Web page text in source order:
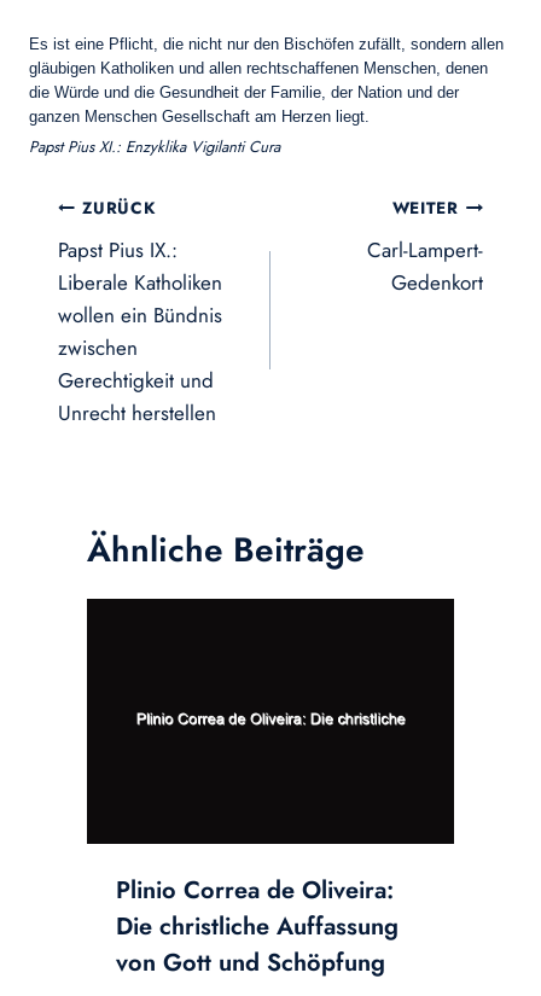
Es ist eine Pflicht, die nicht nur den Bischöfen zufällt, sondern allen
gläubigen Katholiken und allen rechtschaffenen Menschen, denen
die Würde und die Gesundheit der Familie, der Nation und der
ganzen Menschen Gesellschaft am Herzen liegt.
Papst Pius XI.: Enzyklika Vigilanti Cura
Beitragsnavigation
ZURÜCK
Papst Pius IX.:
Liberale Katholiken
wollen ein Bündnis
zwischen
Gerechtigkeit und
Unrecht herstellen
WEITER
Carl-Lampert-
Gedenkort
Ähnliche Beiträge
Plinio Correa de Oliveira:
Die christliche Auffassung
von Gott und Schöpfung